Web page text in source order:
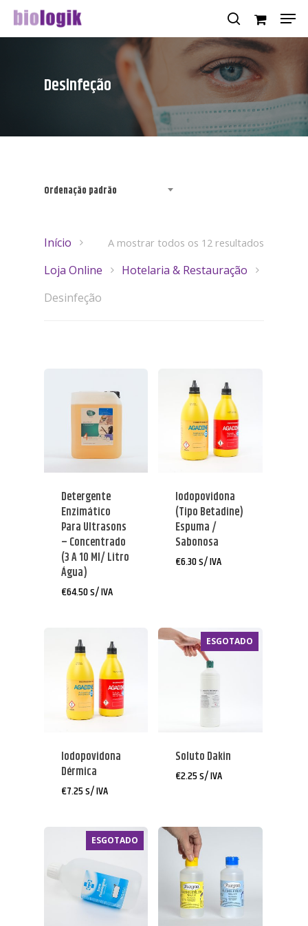
Hit enter to search or ESC to close
Desinfeção
Ordenação padrão
A mostrar todos os 12 resultados
Início
Loja Online
Hotelaria & Restauração
Desinfeção
Detergente
Enzimático
Para Ultrasons
– Concentrado
(3 A 10 Ml/ Litro
Água)
€64.50s/ IVA
Iodopovidona
(tipo Betadine)
Espuma /
Sabonosa
€6.30s/ IVA
Iodopovidona
Dérmica
€7.25s/ IVA
ESGOTADO
Soluto Dakin
€2.25s/ IVA
ESGOTADO